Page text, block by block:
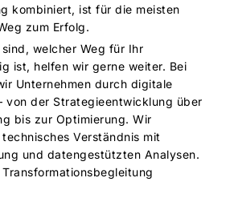
kombiniert, ist für die meisten
zum Erfolg.
welcher Weg für Ihr
ist, helfen wir gerne weiter. Bei
Unternehmen durch digitale
von der Strategieentwicklung über
bis zur Optimierung. Wir
Verständnis mit
und datengestützten Analysen.